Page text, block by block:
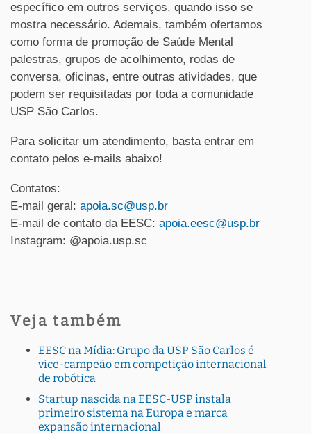
específico em outros serviços, quando isso se
mostra necessário. Ademais, também ofertamos
como forma de promoção de Saúde Mental
palestras, grupos de acolhimento, rodas de
conversa, oficinas, entre outras atividades, que
podem ser requisitadas por toda a comunidade
USP São Carlos.
Para solicitar um atendimento, basta entrar em
contato pelos e-mails abaixo!
Contatos:
E-mail geral: apoia.sc@usp.br
E-mail de contato da EESC: apoia.eesc@usp.br
Instagram: @apoia.usp.sc
Veja também
EESC na Mídia: Grupo da USP São Carlos é
vice-campeão em competição internacional
de robótica
Startup nascida na EESC-USP instala
primeiro sistema na Europa e marca
expansão internacional